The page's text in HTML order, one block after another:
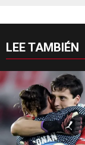
LEE TAMBIÉN